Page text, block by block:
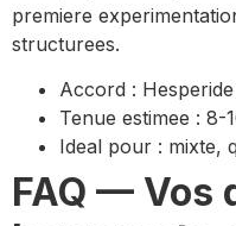
premiere
structurees.
Accord :
Tenue estimee : 8-
Ideal pour : mixte,
FAQ — Vos